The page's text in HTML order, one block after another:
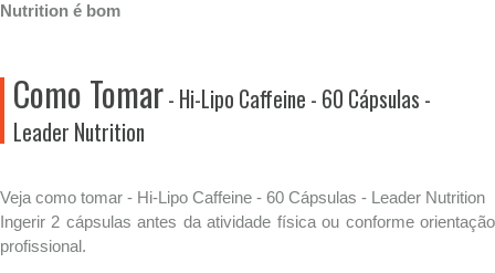
Nutrition é bom
Como Tomar- Hi-Lipo Caffeine - 60 Cápsulas -
Leader Nutrition
Veja como tomar - Hi-Lipo Caffeine - 60 Cápsulas - Leader Nutrition
Ingerir 2 cápsulas antes da atividade física ou conforme orientação
profissional.